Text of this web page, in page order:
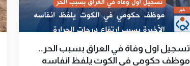
تسجيل اول وفاة في العراق بسبب الحر..
موظف حكومي في الكوت يلفظ انفاسه